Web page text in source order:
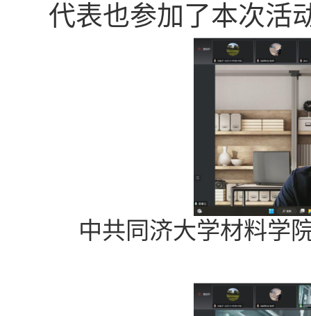
代表也参加了本次活
中共同济大学材料学